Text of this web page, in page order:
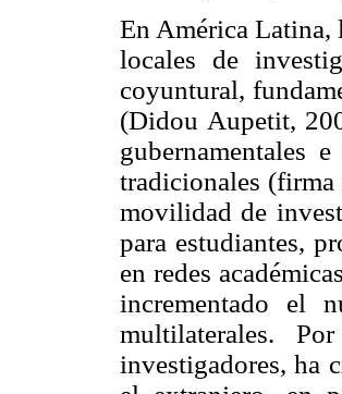
En América
locales de
coyuntural,
(Didou Aupetit,
gubernamentales
tradicionales (firma
movilidad de
para estudiantes,
en redes
incrementado el
multilaterales.
investigadores, ha